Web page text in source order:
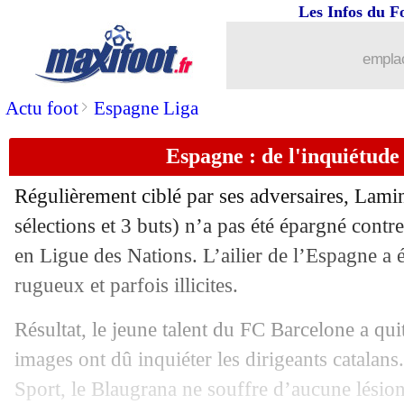
Actu foot> Espagne Liga
Les Infos du
Espagne : de
Régulièrement ciblé par ses adversaires,
sélections et 3 buts) n’a pas été épargné
en Ligue des Nations. L’ailier de l’Espagne a
rugueux et parfois illicites.
Résultat, le jeune talent du FC Barcelone a
images ont dû inquiéter les dirigeants
Sport, le Blaugrana ne souffre d’aucune
: la Juventus vise Beto
13/10 Genoa: Balotelli en approche
13/10 Lille: la belle stat de Zhegrova en
: Aston Villa vise Lukeba
13/10 Ajax: Henderson avec Le Bris ?
13/10 Man Utd: porte ouverte pour Maguire
13/10 Udinese: l'Inter vise Bijol